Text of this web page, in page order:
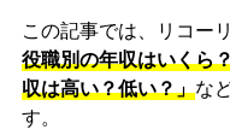
この記事では、リコー
役職別の年収はいくら
収は高い？低い？」な
す。